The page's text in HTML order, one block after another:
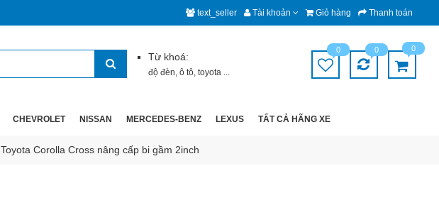
text_seller Tài khoản Giỏ hàng Thanh toán
Từ khoá:
độ đèn,ô tô,toyota ...
0 0 0
CHEVROLET NISSAN MERCEDES-BENZ LEXUS TẤT CẢ HÃNG XE
Toyota Corolla Cross nâng cấp bi gầm 2inch